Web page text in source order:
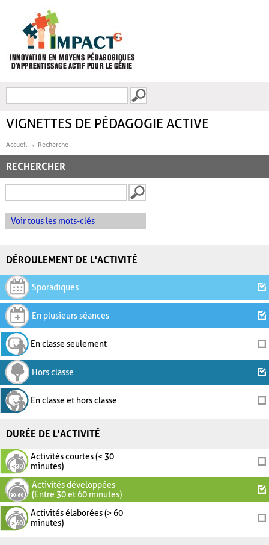
FORMULAIRE DE
VIGNETTES DE PÉDAGOGIE ACTIVE
Accueil Recherche
RECHERCHER
Voir tous les mots-clés
DÉROULEMENT DE L'ACTIVITÉ
Sporadiques
En plusieurs séances
En classe seulement
Hors classe
En classe et hors classe
DURÉE DE L'ACTIVITÉ
Activités courtes (< 30
minutes)
Activités développées
(Entre 30 et 60 minutes)
Activités élaborées (> 60
minutes)